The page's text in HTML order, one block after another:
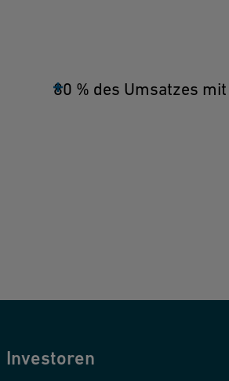
80 % des Umsatzes
Investoren